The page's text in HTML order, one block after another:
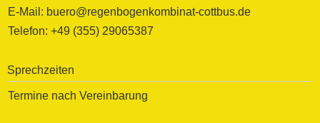
E-Mail: buero@regenbogenkombinat-cottbus.de
Telefon: +49 (355) 29065387
Sprechzeiten
Termine nach Vereinbarung